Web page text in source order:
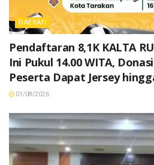
DAERAH
Pendaftaran 8,1K KALTA
Ini Pukul 14.00 WITA,
Peserta Dapat Jersey
01/08/2026